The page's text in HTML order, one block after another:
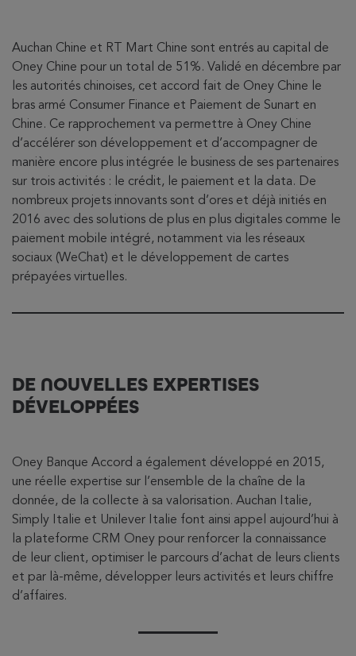
Auchan Chine et RT Mart Chine sont entrés au capital de
Oney Chine pour un total de 51%. Validé en décembre par
les autorités chinoises, cet accord fait de Oney Chine le
bras armé Consumer Finance et Paiement de Sunart en
Chine. Ce rapprochement va permettre à Oney Chine
d’accélérer son développement et d’accompagner de
manière encore plus intégrée le business de ses partenaires
sur trois activités : le crédit, le paiement et la data. De
nombreux projets innovants sont d’ores et déjà initiés en
2016 avec des solutions de plus en plus digitales comme le
paiement mobile intégré, notamment via les réseaux
sociaux (WeChat) et le développement de cartes
prépayées virtuelles.
DE NOUVELLES EXPERTISES
DÉVELOPPÉES
Oney Banque Accord a également développé en 2015,
une réelle expertise sur l’ensemble de la chaîne de la
donnée, de la collecte à sa valorisation. Auchan Italie,
Simply Italie et Unilever Italie font ainsi appel aujourd’hui à
la plateforme CRM Oney pour renforcer la connaissance
de leur client, optimiser le parcours d’achat de leurs clients
et par là-même, développer leurs activités et leurs chiffre
d’affaires.